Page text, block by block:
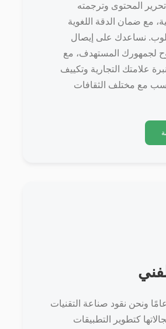
المحتوى وترجمته
مع ضمان الدقة اللغوية
نساعدك على إيصال
لجمهورك المستهدف، مع
علامتك التجارية وتكييف
مع مختلف الثقافات
لأكثر من 25 عامًا ونحن نقود صناعة التقنيات
كتطوير التطبيقات